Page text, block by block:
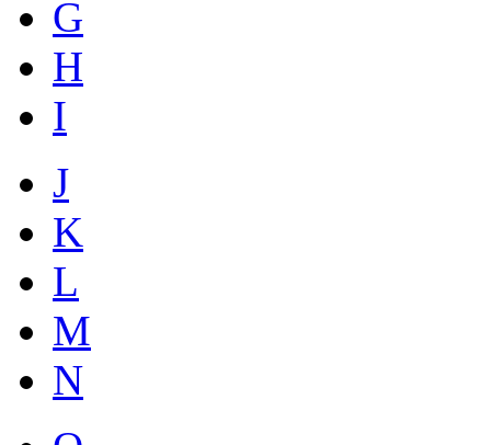
G
H
I
J
K
L
M
N